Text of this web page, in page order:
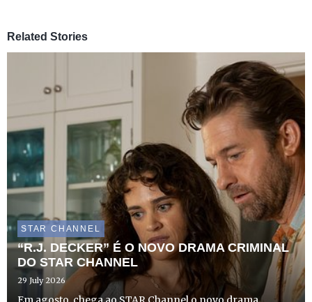
Related Stories
STAR CHANNEL
“R.J. DECKER” É O NOVO DRAMA CRIMINAL
DO STAR CHANNEL
29 July 2026